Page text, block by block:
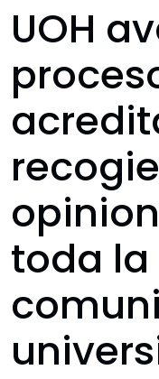
UOH
toda la